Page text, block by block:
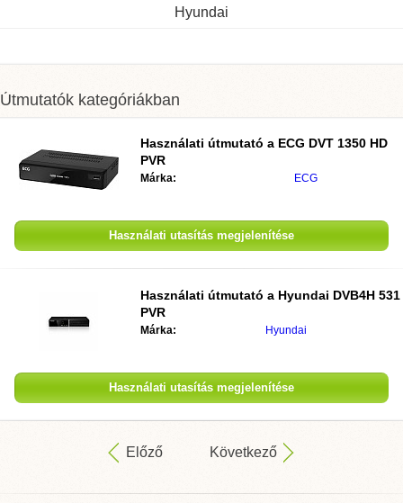
Hyundai
Útmutatók kategóriákban
Használati útmutató a ECG DVT 1350 HD
PVR
Márka: ECG
Használati utasítás megjelenítése
Használati útmutató a Hyundai DVB4H 531
PVR
Márka: Hyundai
Használati utasítás megjelenítése
Előző Következő